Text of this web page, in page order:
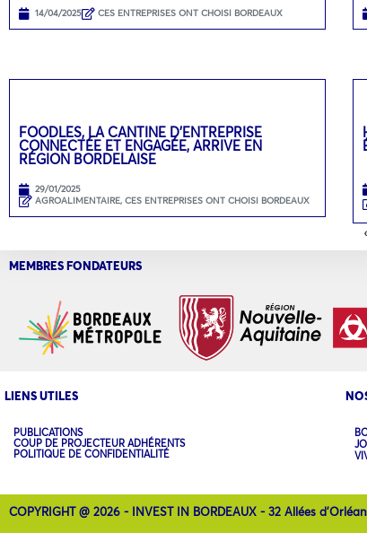
14/04/2025 CES ENTREPRISES ONT CHOISI BORDEAUX
FOODLES, LA CANTINE D’ENTREPRISE
CONNECTÉE ET ENGAGÉE, ARRIVE EN
RÉGION BORDELAISE
29/01/2025
AGROALIMENTAIRE, CES ENTREPRISES ONT CHOISI BORDEAUX
MEMBRES FONDATEURS
LIENS UTILES
PUBLICATIONS
COUP DE PROJECTEUR ADHÉRENTS
POLITIQUE DE CONFIDENTIALITÉ
COPYRIGHT @ 2026 - INVEST IN BORDEAUX - 32 Allées